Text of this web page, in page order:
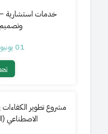
خدمات استشارية –
01 يونيو 2023م
مشروع تطوير الكفاءات
الاصطناعي